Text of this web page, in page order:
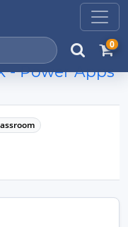
0
- Power Apps